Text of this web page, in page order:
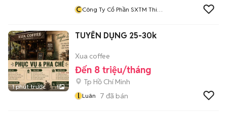
CCông Ty Cổ Phần SXTM Thiết
1 phút trước 1
TUYỂN DỤNG 25-30k
Xua coffee
Đến 8 triệu/tháng
Tp Hồ Chí Minh
l Luân 7 đã bán